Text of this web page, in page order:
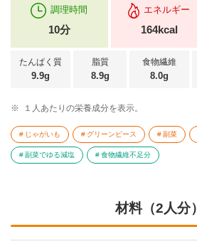
調理時間
10分
エネルギー
164kcal
たんぱく質
9.9g
脂質
8.9g
食物繊維
8.0g
※ １人あたりの栄養成分を表示。
じゃがいも グリーンピース 副菜
副菜でゆる減塩 食物繊維不足分
材料（2人分）